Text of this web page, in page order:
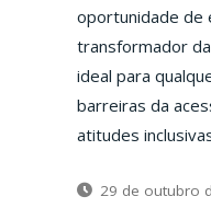
oportunidade de
transformador
ideal para
barreiras da
atitudes
29 de outubro